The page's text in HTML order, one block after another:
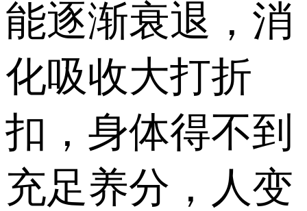
能逐渐衰退，消
化吸收大打折
扣，身体得不到
充足养分，人变